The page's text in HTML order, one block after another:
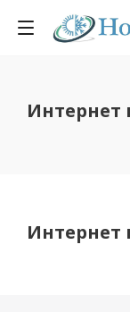
Интернет
Интернет